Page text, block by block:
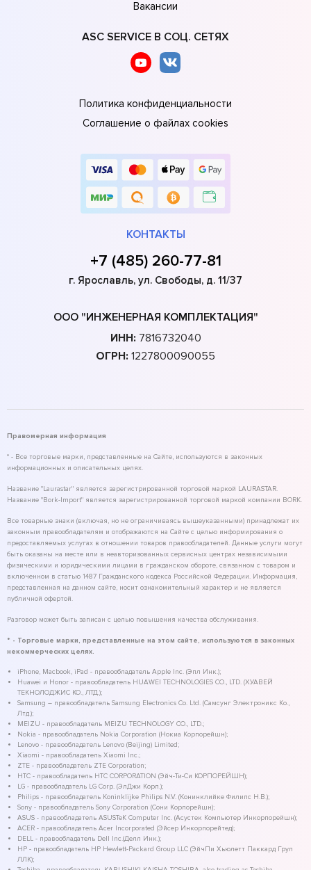
Вакансии
ASC SERVICE В СОЦ. СЕТЯХ
Политика конфиденциальности
Соглашение о файлах cookies
КОНТАКТЫ
+7 (485) 260-77-81
г. Ярославль, ул. Свободы, д. 11/37
ООО "ИНЖЕНЕРНАЯ КОМПЛЕКТАЦИЯ"
ИНН: 7816732040
ОГРН: 1227800090055
Правомерная информация
* - Все торговые марки, представленные на Сайте, используются в законных
информационных и описательных целях.
Название "Laurastar" является зарегистрированной торговой маркой LAURASTAR.
Название "Bork-Import" является зарегистрированной торговой маркой компании BORK.
Все товарные знаки (включая, но не ограничиваясь вышеуказанными) принадлежат их
законным правообладателям и отображаются на Сайте с целью информирования о
предоставляемых услугах в отношении товаров правообладателей. Данные услуги могут
быть оказаны на месте или в неавторизованных сервисных центрах независимыми
физическими и юридическими лицами в гражданском обороте, связанном с товаром и
включенном в статью 1487 Гражданского кодекса Российской Федерации. Информация,
представленная на данном сайте, носит ознакомительный характер и не является
публичной офертой.
Разговор может быть записан с целью повышения качества обслуживания.
* - Торговые марки, представленные на этом сайте, используются в законных
некоммерческих целях.
iPhone, Macbook, iPad - правообладатель Apple Inc. (Эпл Инк.);
Huawei и Honor - правообладатель HUAWEI TECHNOLOGIES CO., LTD. (ХУАВЕЙ
ТЕКНОЛОДЖИС КО., ЛТД.);
Samsung – правообладатель Samsung Electronics Co. Ltd. (Самсунг Электроникс Ко.,
Лтд.);
MEIZU - правообладатель MEIZU TECHNOLOGY CO., LTD.;
Nokia - правообладатель Nokia Corporation (Нокиа Корпорейшн);
Lenovo - правообладатель Lenovo (Beijing) Limited;
Xiaomi - правообладатель Xiaomi Inc.;
ZTE - правообладатель ZTE Corporation;
HTC - правообладатель HTC CORPORATION (Эйч-Ти-Си КОРПОРЕЙШН);
LG - правообладатель LG Corp. (ЭлДжи Корп.);
Philips - правообладатель Koninklijke Philips N.V. (Конинклийке Филипс Н.В.);
Sony - правообладатель Sony Corporation (Сони Корпорейшн);
ASUS - правообладатель ASUSTeK Computer Inc. (Асустек Компьютер Инкорпорейшн);
ACER - правообладатель Acer Incorporated (Эйсер Инкорпорейтед);
DELL - правообладатель Dell Inc.(Делл Инк.);
HP - правообладатель HP Hewlett-Packard Group LLC (ЭйчПи Хьюлетт Паккард Груп
ЛЛК);